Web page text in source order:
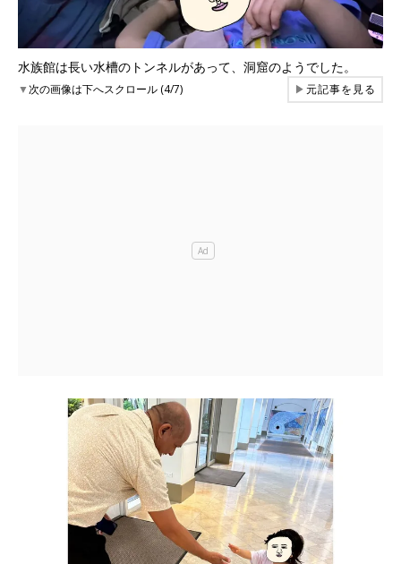
水族館は長い水槽のトンネルがあって、洞窟のようでした。
▼次の画像は下へスクロール (4/7) ▶元記事を見る